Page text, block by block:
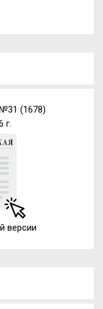
(1678)
г.
версии